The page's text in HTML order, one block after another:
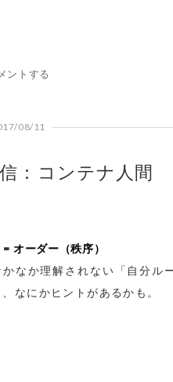
ントする
08/11
：コンテナ人間
オーダー（秩序）
かなか理解されない「自分ル
、なにかヒントがあるかも。